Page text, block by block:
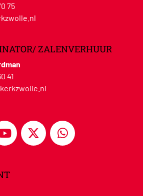
75
ZALENVERHUUR
41